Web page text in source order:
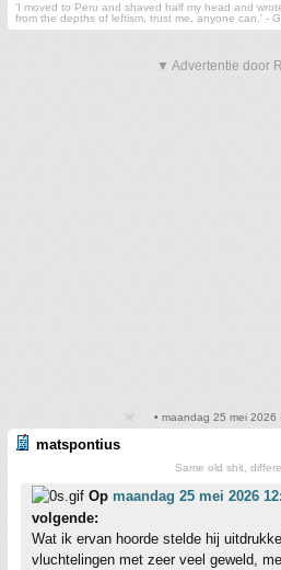
'I moved to Peru and shaved half my head and
from the depths of leftism, trust me, anyone can.' -
▼ Advertentie door
• maandag 25 mei 2026
matspontius
Same old shit,
Op maandag 25 mei 2026
volgende:
Wat ik ervan hoorde stelde hij
vluchtelingen met zeer veel geweld,